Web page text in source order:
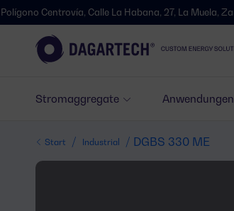
Stromaggregate Anwendungen
Calle La Habana, 27, La Muela, Zaragoza.
Start / Industrial / DGBS 330 ME